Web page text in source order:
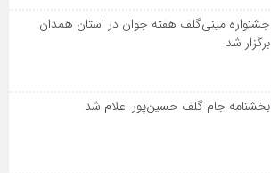
جشنواره مینی‌گلف هفته جوان در استان همدان
برگزار شد
بخشنامه جام گلف حسین‌پور اعلام شد